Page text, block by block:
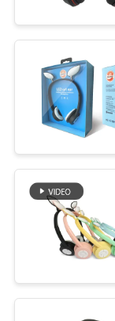
NOUS
VISITE
D'USINE
CONTRÔLE
QUALITÉ
NOUS